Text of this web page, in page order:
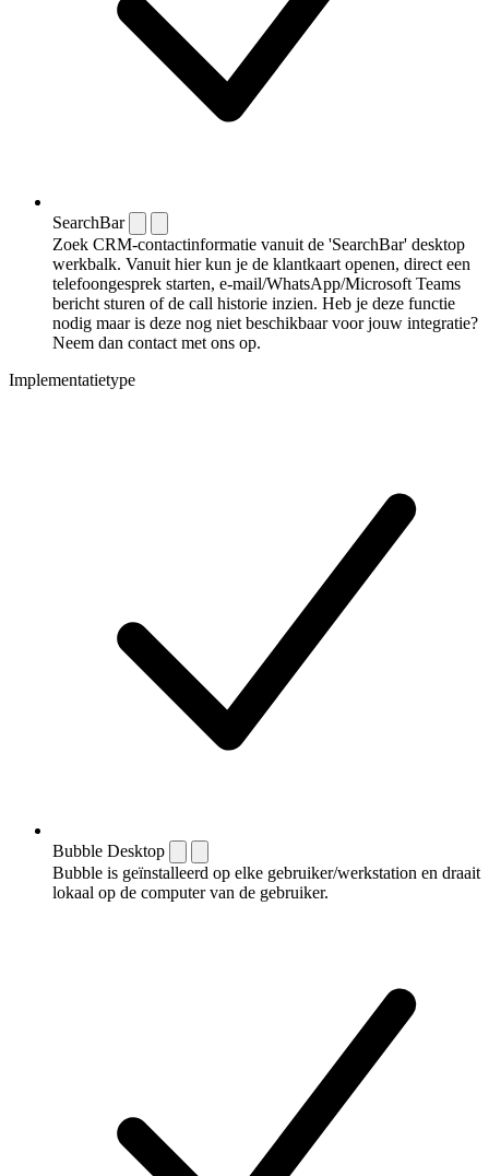
SearchBar
Zoek CRM-contactinformatie vanuit de 'SearchBar' desktop
werkbalk. Vanuit hier kun je de klantkaart openen, direct een
telefoongesprek starten, e-mail/WhatsApp/Microsoft Teams
bericht sturen of de call historie inzien. Heb je deze functie
nodig maar is deze nog niet beschikbaar voor jouw integratie?
Neem dan contact met ons op.
Implementatietype
Bubble Desktop
Bubble is geïnstalleerd op elke gebruiker/werkstation en draait
lokaal op de computer van de gebruiker.